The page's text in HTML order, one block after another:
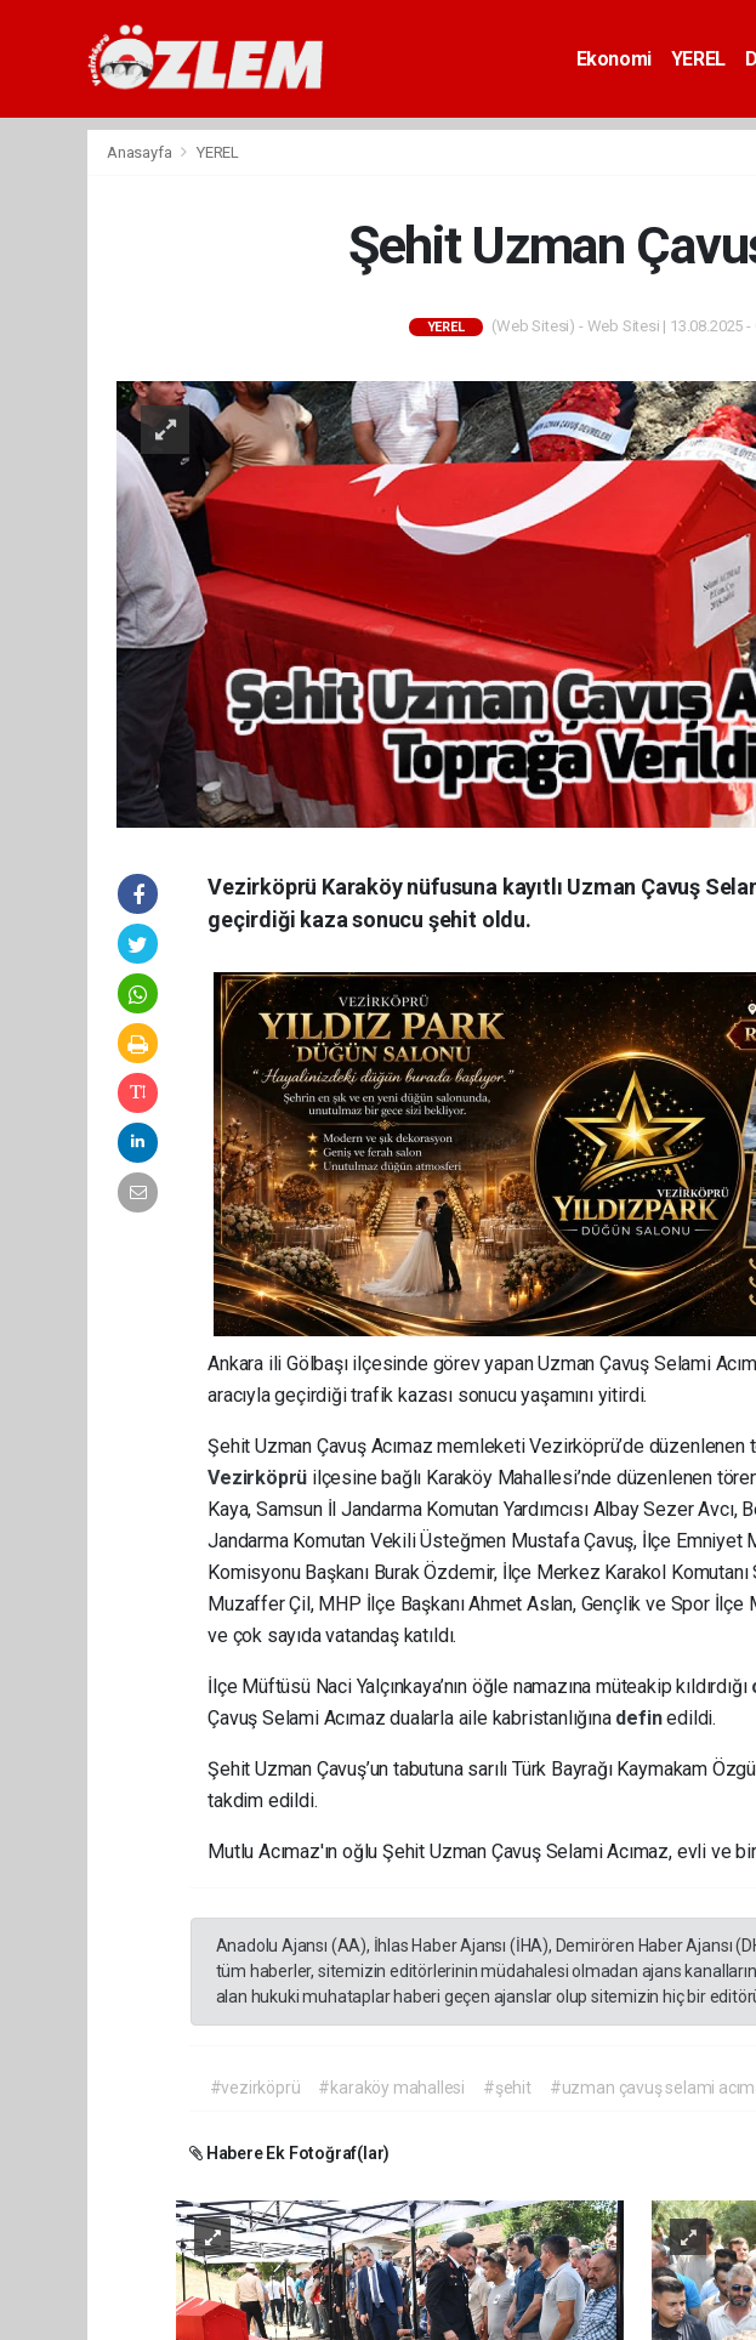
Ekonomi YEREL
Anasayfa YEREL
Şehit Uzman
YEREL (Web Sitesi) - Web Sitesi | 13.08.2025
Vezirköprü Karaköy nüfusuna kayıtlı Uzman Çavuş
geçirdiği kaza sonucu şehit oldu.
Ankara ili Gölbaşı ilçesinde görev yapan Uzman Çavuş Selami
aracıyla geçirdiği trafik kazası sonucu yaşamını yitirdi.
Şehit Uzman Çavuş Acımaz memleketi Vezirköprü’de düzenlenen
Vezirköprü ilçesine bağlı Karaköy Mahallesi’nde düzenlenen
Kaya, Samsun İl Jandarma Komutan Yardımcısı Albay Sezer Avcı,
Jandarma Komutan Vekili Üsteğmen Mustafa Çavuş, İlçe Emniyet
Komisyonu Başkanı Burak Özdemir, İlçe Merkez Karakol
Muzaffer Çil, MHP İlçe Başkanı Ahmet Aslan, Gençlik ve Spor İlçe
ve çok sayıda vatandaş katıldı.
İlçe Müftüsü Naci Yalçınkaya’nın öğle namazına müteakip kıldırdığı
Çavuş Selami Acımaz dualarla aile kabristanlığına definedildi.
Şehit Uzman Çavuş’un tabutuna sarılı Türk Bayrağı Kaymakam
takdim edildi.
Mutlu Acımaz'ın oğlu Şehit Uzman Çavuş Selami Acımaz, evli ve
Anadolu Ajansı (AA), İhlas Haber Ajansı (İHA), Demirören Haber Ajansı
tüm haberler, sitemizin editörlerinin müdahalesi olmadan ajans
alan hukuki muhataplar haberi geçen ajanslar olup sitemizin hiç bir
#vezirköprü #karaköy mahallesi #şehit #uzman çavuş selami
Habere Ek Fotoğraf(lar)